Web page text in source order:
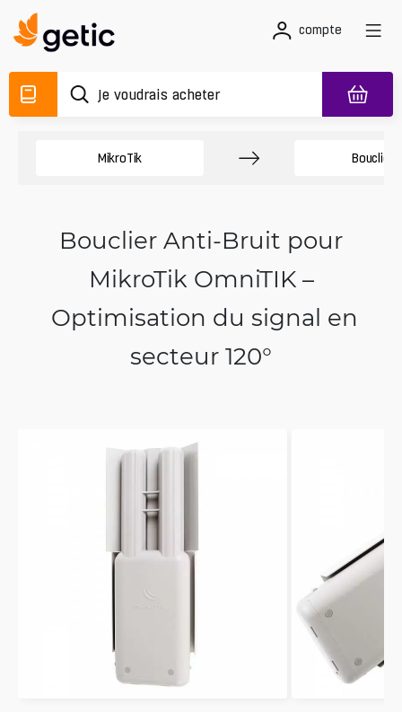
compte
MikroTik
Bouclier Anti-Bruit pour
MikroTik OmniTIK –
Optimisation du signal en
secteur 120°